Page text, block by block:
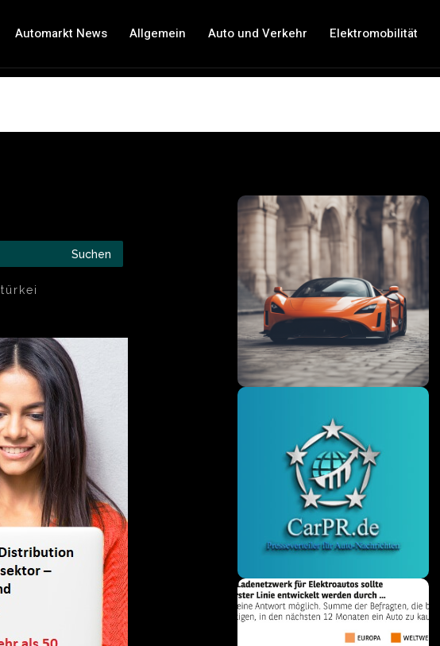
Automarkt News Allgemein Auto und Verkehr Elektromobilität
Suchen
türkei